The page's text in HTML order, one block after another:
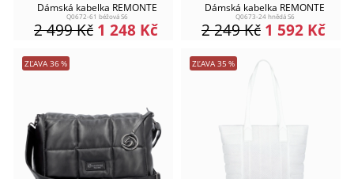
Dámská kabelka REMONTE
Q0672-61 béžová S6
1 248 Kč
2 499Kč
Dámská kabelka REMONTE
Q0673-24 hnědá S6
1 592 Kč
2 249Kč
ZĽAVA 36% ZĽAVA 35 %